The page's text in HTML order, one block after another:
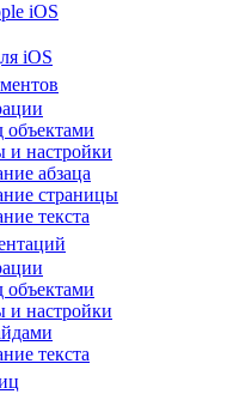
iOS
iOS
объектами
и настройки
абзаца
страницы
текста
объектами
и настройки
текста